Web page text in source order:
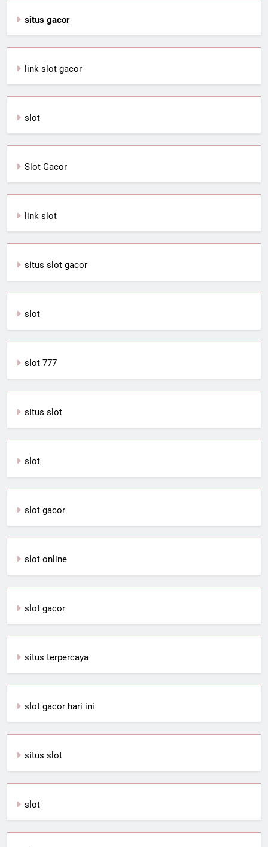
situs gacor
link slot gacor
slot
Slot Gacor
link slot
situs slot gacor
slot
slot 777
situs slot
slot
slot gacor
slot online
slot gacor
situs terpercaya
slot gacor hari ini
situs slot
slot